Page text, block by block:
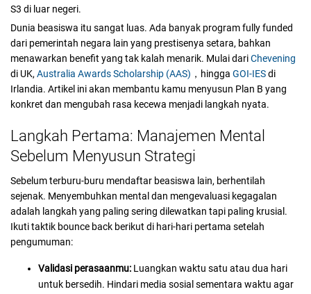
S3 di luar negeri.
Dunia beasiswa itu sangat luas. Ada banyak program fully funded
dari pemerintah negara lain yang prestisenya setara, bahkan
menawarkan benefit yang tak kalah menarik. Mulai dariChevening
di UK, Australia Awards Scholarship (AAS) ，hingga GOI-IESdi
Irlandia. Artikel ini akan membantu kamu menyusun Plan B yang
konkret dan mengubah rasa kecewa menjadi langkah nyata.
Langkah Pertama: Manajemen Mental
Sebelum Menyusun Strategi
Sebelum terburu-buru mendaftar beasiswa lain, berhentilah
sejenak. Menyembuhkan mental dan mengevaluasi kegagalan
adalah langkah yang paling sering dilewatkan tapi paling krusial.
Ikuti taktik bounce back berikut di hari-hari pertama setelah
pengumuman:
Validasi perasaanmu: Luangkan waktu satu atau dua hari
untuk bersedih. Hindari media sosial sementara waktu agar